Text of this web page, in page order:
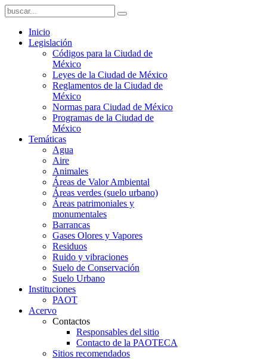
Inicio
Legislación
Códigos para la Ciudad de
México
Leyes de la Ciudad de México
Reglamentos de la Ciudad de
México
Normas para Ciudad de México
Programas de la Ciudad de
México
Temáticas
Agua
Aire
Animales
Áreas de Valor Ambiental
Áreas verdes (suelo urbano)
Áreas patrimoniales y
monumentales
Barrancas
Gases Olores y Vapores
Residuos
Ruido y vibraciones
Suelo de Conservación
Suelo Urbano
Instituciones
PAOT
Acervo
Contactos
Responsables del sitio
Contacto de la PAOTECA
Sitios recomendados